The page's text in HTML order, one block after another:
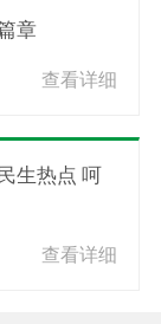
章
查看详细
生热点 呵
查看详细